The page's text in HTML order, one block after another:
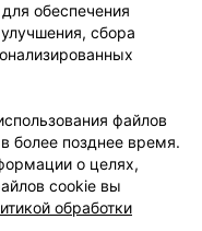
103.by
данных
обеспечения
сбора
файлов
более позднее время.
о целях,
cookie вы
обработки